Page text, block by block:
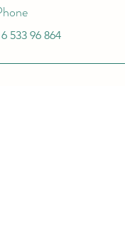
533 96 864